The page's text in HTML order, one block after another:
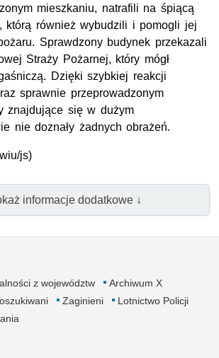
mieszkaniu, natrafili na śpiącą
którą również wybudzili i pomogli jej
Sprawdzony budynek przekazali
Straży Pożarnej, który mógł
Dzięki szybkiej reakcji
sprawnie przeprowadzonym
znajdujące się w dużym
nie doznały żadnych obrażeń.
js)
informacje dodatkowe ↓
z województw
Archiwum X
Zaginieni
Lotnictwo Policji